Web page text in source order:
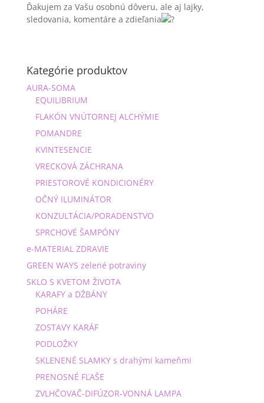
Ďakujem za Vašu osobnú dôveru, ale aj lajky,
sledovania, komentáre a zdieľania
Kategórie produktov
AURA-SOMA
EQUILIBRIUM
FLAKÓN VNÚTORNEJ ALCHÝMIE
POMANDRE
KVINTESENCIE
VRECKOVÁ ZÁCHRANA
PRIESTOROVÉ KONDICIONÉRY
OČNÝ ILUMINÁTOR
KONZULTÁCIA/PORADENSTVO
SPRCHOVÉ ŠAMPÓNY
e-MATERIAL ZDRAVIE
GREEN WAYS zelené potraviny
SKLO S KVETOM ŽIVOTA
KARAFY a DŽBÁNY
POHÁRE
ZOSTAVY KARÁF
PODLOŽKY
SKLENENÉ SLAMKY s drahými kameňmi
PRENOSNÉ FĽAŠE
ZVLHČOVAČ-DIFÚZOR-VONNÁ LAMPA